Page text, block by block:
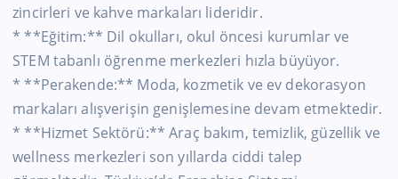
zincirleri ve kahve markaları lideridir.
* **Eğitim:** Dil okulları, okul öncesi kurumlar ve
STEM tabanlı öğrenme merkezleri hızla büyüyor.
* **Perakende:** Moda, kozmetik ve ev dekorasyon
markaları alışverişin genişlemesine devam etmektedir.
* **Hizmet Sektörü:** Araç bakım, temizlik, güzellik ve
wellness merkezleri son yıllarda ciddi talep